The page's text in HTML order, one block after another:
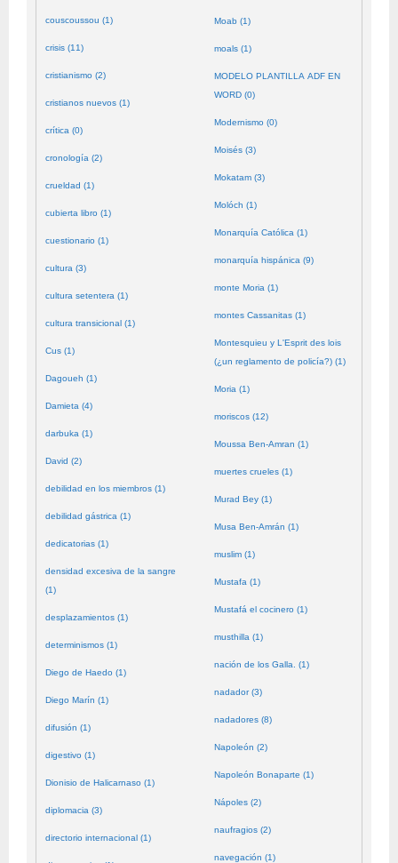
couscoussou (1)
crisis (11)
cristianismo (2)
cristianos nuevos (1)
crítica (0)
cronología (2)
crueldad (1)
cubierta libro (1)
cuestionario (1)
cultura (3)
cultura setentera (1)
cultura transicional (1)
Cus (1)
Dagoueh (1)
Damieta (4)
darbuka (1)
David (2)
debilidad en los miembros (1)
debilidad gástrica (1)
dedicatorias (1)
densidad excesiva de la sangre
(1)
desplazamientos (1)
determinismos (1)
Diego de Haedo (1)
Diego Marín (1)
difusión (1)
digestivo (1)
Dionisio de Halicarnaso (1)
diplomacia (3)
directorio internacional (1)
Moab (1)
moals (1)
MODELO PLANTILLA ADF EN
WORD (0)
Modernismo (0)
Moisés (3)
Mokatam (3)
Molóch (1)
Monarquía Católica (1)
monarquía hispánica (9)
monte Moria (1)
montes Cassanitas (1)
Montesquieu y L'Esprit des lois
(¿un reglamento de policía?) (1)
Moria (1)
moriscos (12)
Moussa Ben-Amran (1)
muertes crueles (1)
Murad Bey (1)
Musa Ben-Amrán (1)
muslim (1)
Mustafa (1)
Mustafá el cocinero (1)
musthilla (1)
nación de los Galla. (1)
nadador (3)
nadadores (8)
Napoleón (2)
Napoleón Bonaparte (1)
Nápoles (2)
naufragios (2)
navegación (1)